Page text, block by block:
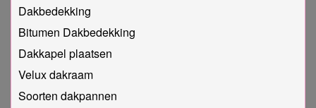
Dakbedekking
Bitumen Dakbedekking
Dakkapel plaatsen
Velux dakraam
Soorten dakpannen